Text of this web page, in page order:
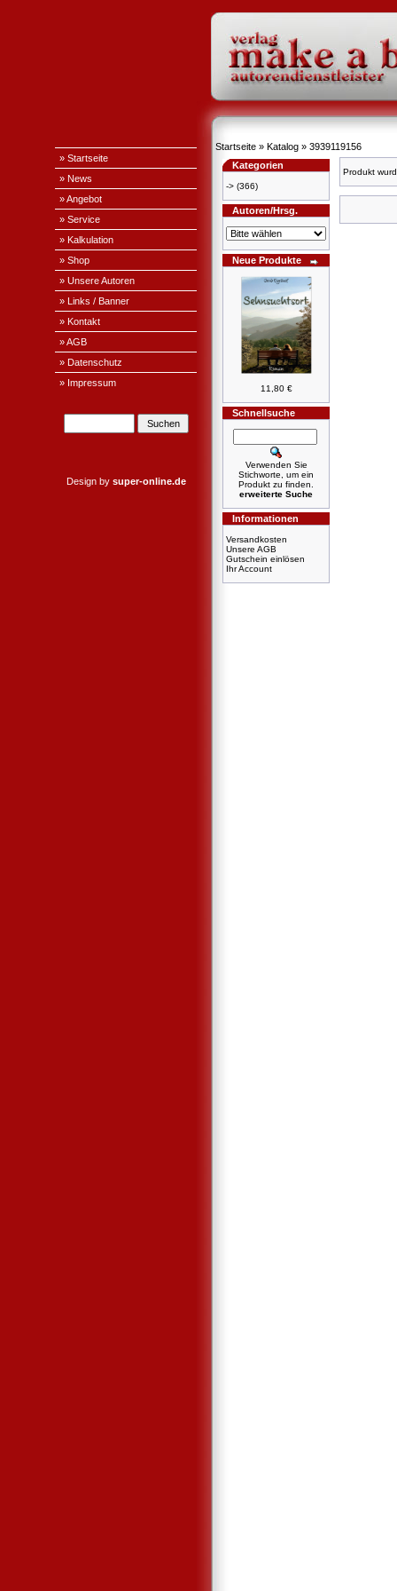
» Startseite
» News
» Angebot
» Service
» Kalkulation
» Shop
» Unsere Autoren
» Links / Banner
» Kontakt
» AGB
» Datenschutz
» Impressum
Design by super-online.de
Startseite » Katalog » 3939119156
Kategorien
-> (366)
Autoren/Hrsg.
Neue Produkte
11,80 €
Schnellsuche
Verwenden Sie
Stichworte, um ein
Produkt zu finden.
erweiterte Suche
Informationen
Versandkosten
Unsere AGB
Gutschein einlösen
Ihr Account
Produkt